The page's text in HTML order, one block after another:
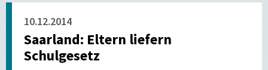
10.12.2014
Saarland: Eltern liefern
Schulgesetz